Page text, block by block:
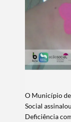
O Município
Social
Deficiência